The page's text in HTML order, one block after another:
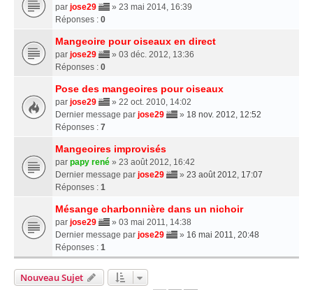
par jose29
» 23 mai 2014, 16:39
Réponses : 0
Mangeoire pour oiseaux en direct
par jose29
» 03 déc. 2012, 13:36
Réponses : 0
Pose des mangeoires pour oiseaux
par jose29
» 22 oct. 2010, 14:02
Dernier message par jose29 » 18 nov. 2012, 12:52
Réponses : 7
Mangeoires improvisés
par papy rené » 23 août 2012, 16:42
Dernier message par jose29 » 23 août 2012, 17:07
Réponses : 1
Mésange charbonnière dans un nichoir
par jose29
» 03 mai 2011, 14:38
Dernier message par jose29 » 16 mai 2011, 20:48
Réponses : 1
Nouveau Sujet